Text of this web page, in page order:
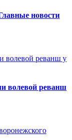
новости
волевой реванш